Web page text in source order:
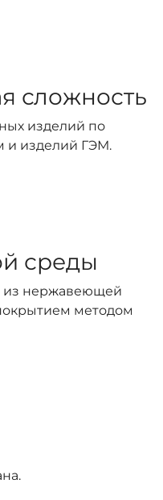
сложность
изделий по
и изделий ГЭМ.
среды
из нержавеющей
методом